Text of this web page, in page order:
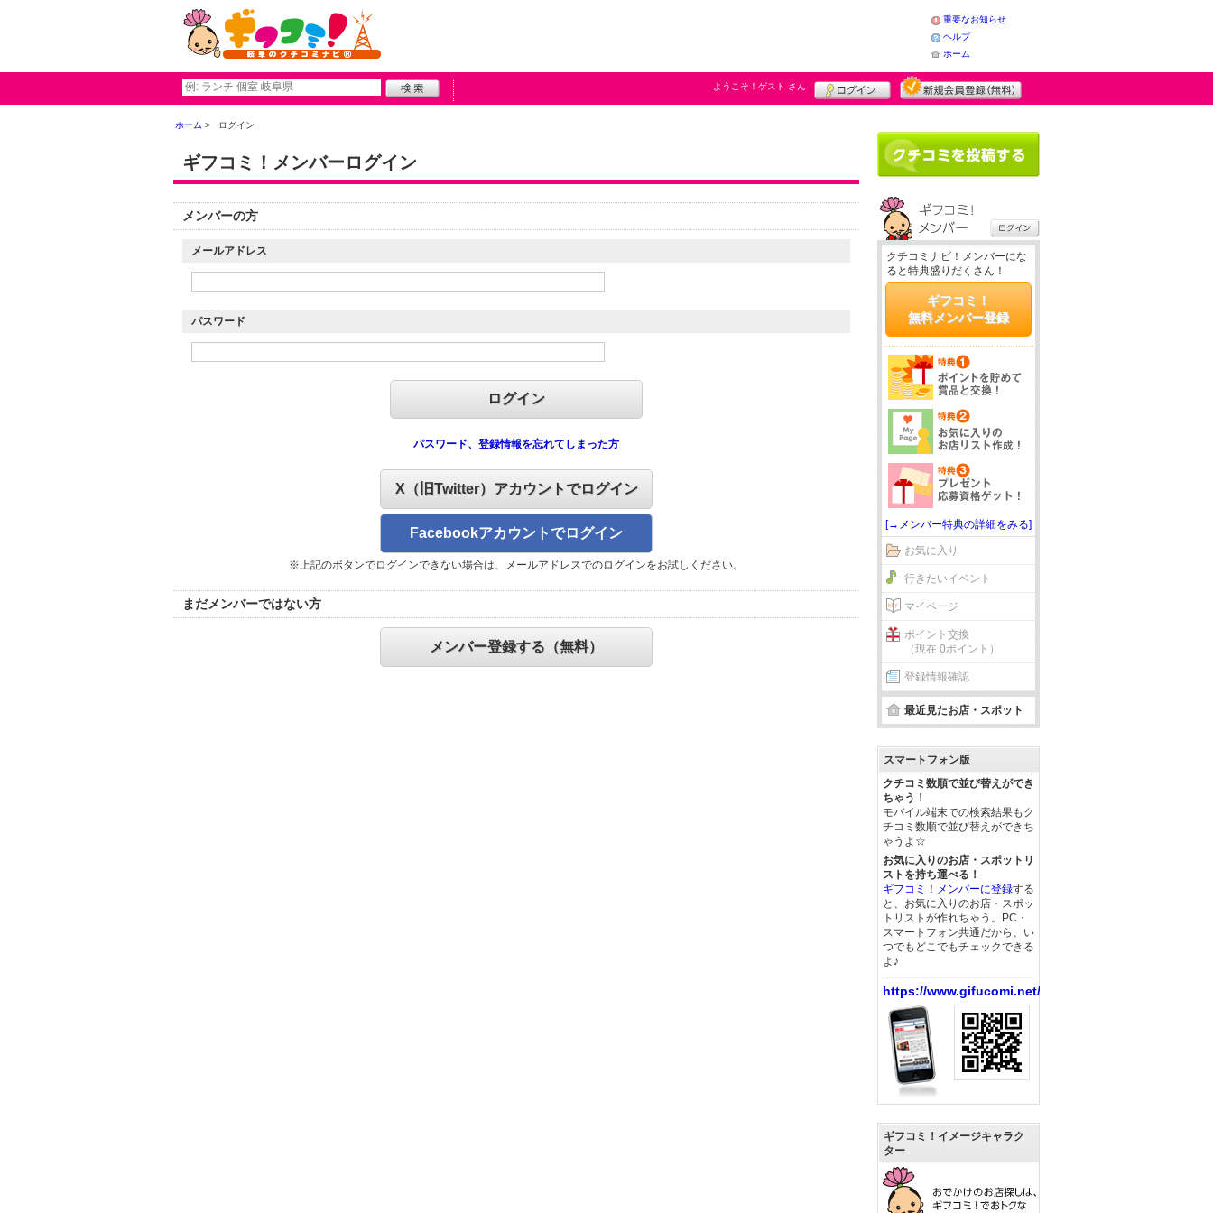
重要なお知らせ
ヘルプ
ホーム
ようこそ！ ゲスト さん
ホーム ログイン
ギフコミ！メンバーログイン
メンバーの方
メールアドレス
パスワード
パスワード、登録情報を忘れてしまった方
X（旧Twitter）アカウントでログイン
Facebookアカウントでログイン
※上記のボタンでログインできない場合は、メールアドレスでのログインをお試しください。
まだメンバーではない方
メンバー登録する（無料）
クチコミナビ！メンバーにな
ると特典盛りだくさん！
ギフコミ！
無料メンバー登録
[→メンバー特典の詳細をみる]
お気に入り
行きたいイベント
マイページ
ポイント交換
（現在 0ポイント）
登録情報確認
最近見たお店・スポット
スマートフォン版
クチコミ数順で並び替えができ
ちゃう！
モバイル端末での検索結果もク
チコミ数順で並び替えができち
ゃうよ☆
お気に入りのお店・スポットリ
ストを持ち運べる！
ギフコミ！メンバーに登録する
と、お気に入りのお店・スポッ
トリストが作れちゃう。PC・
スマートフォン共通だから、い
つでもどこでもチェックできる
よ♪
https://www.gifucomi.net/
ギフコミ！イメージキャラク
ター